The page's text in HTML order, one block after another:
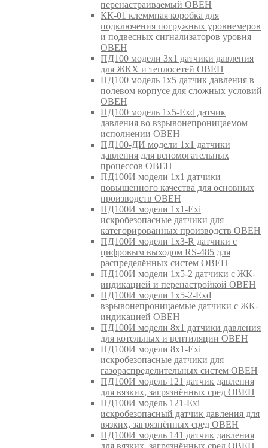
перенастраиваемый ОВЕН
КК-01 клеммная коробка для
подключения погружных уровнемеров
и подвесных сигнализаторов уровня
ОВЕН
ПД100 модели 3х1 датчики давления
для ЖКХ и теплосетей ОВЕН
ПД100 модель 1х5 датчик давления в
полевом корпусе для сложных условий
ОВЕН
ПД100 модель 1х5-Exd датчик
давления во взрывонепроницаемом
исполнении ОВЕН
ПД100-ДИ модели 1х1 датчики
давления для вспомогательных
процессов ОВЕН
ПД100И модели 1х1 датчики
повышенного качества для основных
производств ОВЕН
ПД100И модели 1х1-Exi
искробезопасные датчики для
категорированных производств ОВЕН
ПД100И модели 1х3-R датчики с
цифровым выходом RS-485 для
распределённых систем ОВЕН
ПД100И модели 1х5-2 датчики с ЖК-
индикацией и перенастройкой ОВЕН
ПД100И модели 1х5-2-Exd
взрывонепроницаемые датчики с ЖК-
индикацией ОВЕН
ПД100И модели 8х1 датчики давления
для котельных и вентиляции ОВЕН
ПД100И модели 8х1-Exi
искробезопасные датчики для
газораспределительных систем ОВЕН
ПД100И модель 121 датчик давления
для вязких, загрязнённых сред ОВЕН
ПД100И модель 121-Exi
искробезопасный датчик давления для
вязких, загрязнённых сред ОВЕН
ПД100И модель 141 датчик давления
для вязких, загрязнённых сред ОВЕН